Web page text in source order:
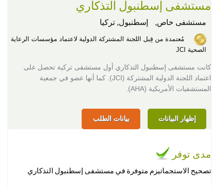
مستشفى إسطنبول التذكاري
مستشفى خاص, إسطنبول, تركيا
مُعتمدة من قِبل اللجنة المشتركة الدولية لاعتماد مؤسسات الرعاية
الصحية JCI
كانت مستشفى إسطنبول التذكاري أول مستشفى تركية تحصل على
اعتماد اللجنة الدولية المشتركة (JCI). كما أنها عضو في جمعية
المستشفيات الأمريكية (AHA).
إظهار البيانات بيانات الطلب
مدى توفر
تصحيح الاستجماتيزم متوفرة في مستشفى إسطنبول التذكاري